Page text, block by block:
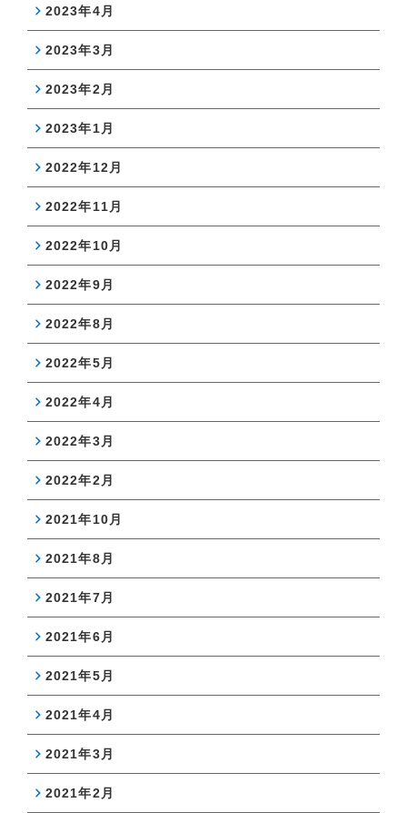
2023年4月
2023年3月
2023年2月
2023年1月
2022年12月
2022年11月
2022年10月
2022年9月
2022年8月
2022年5月
2022年4月
2022年3月
2022年2月
2021年10月
2021年8月
2021年7月
2021年6月
2021年5月
2021年4月
2021年3月
2021年2月